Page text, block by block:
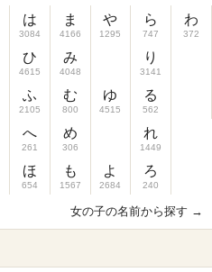
は
3084
ひ
4615
ふ
2105
へ
261
ほ
654
ま
4166
み
4048
む
800
め
306
も
1567
や
1295
ゆ
4515
よ
2684
ら
747
り
3141
る
562
れ
1449
ろ
240
わ
372
女の子の名前から探す →